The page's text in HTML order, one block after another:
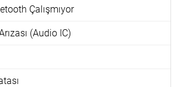
Çalışmıyor
(Audio IC)